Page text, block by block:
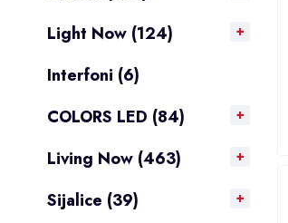
Light Now (124)
Interfoni (6)
COLORS LED (84)
Living Now (463)
Sijalice (39)